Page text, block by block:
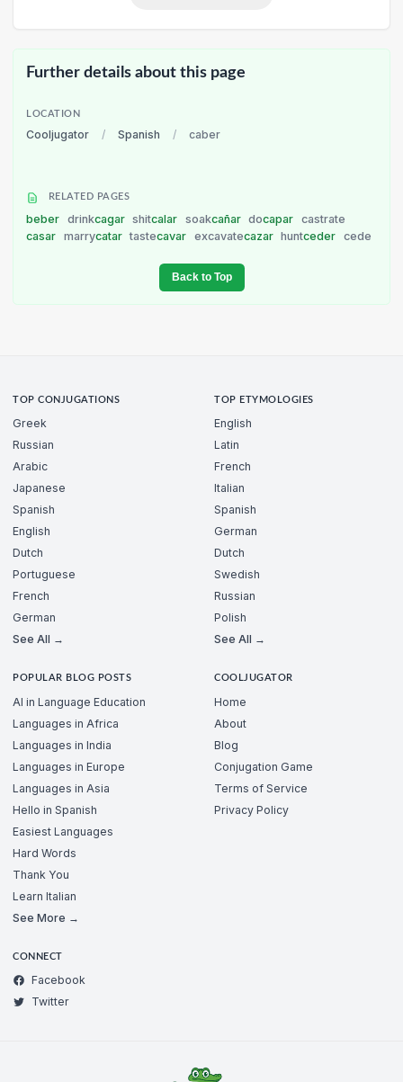
Further details about this page
LOCATION
Cooljugator / Spanish / caber
RELATED PAGES
beber drinkcagar shitcalar soakcañar docapar castrate
casar marrycatar tastecavar excavatecazar huntceder cede
Back to Top
TOP CONJUGATIONS
Greek
Russian
Arabic
Japanese
Spanish
English
Dutch
Portuguese
French
German
See All →
TOP ETYMOLOGIES
English
Latin
French
Italian
Spanish
German
Dutch
Swedish
Russian
Polish
See All →
POPULAR BLOG POSTS
AI in Language Education
Languages in Africa
Languages in India
Languages in Europe
Languages in Asia
Hello in Spanish
Easiest Languages
Hard Words
Thank You
Learn Italian
See More →
COOLJUGATOR
Home
About
Blog
Conjugation Game
Terms of Service
Privacy Policy
CONNECT
Facebook
Twitter